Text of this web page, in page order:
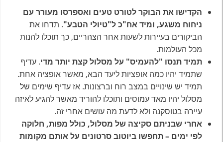
הקדישו את הבוקר לטורט טעים ואספרסו מעורר עם
ניחוח משגע, ומיד אח"כ ל"טיולי הטבע". תדחו את
הביקורים בעיירות לשעות אחר הצהריים, כך תוכלו להנות
מכל העולמות.
תמיד תנסו "להעמיס" על מסלול קצת יותר מדי. עדיף
שתמיד יהיו כמה אופציות ליעד הבא, מאשר אופציה אחת.
תמיד יש שינויים במצב רוח וברצונות. אז עדיף שימים של
מסלול יהיו מאד עמוסים ותוכלו להוריד מאשר להגיע לאיזה
עיירה בטוסקנה ולא לדעת מה עושים אחרי זה.
אחרי שבניתם סקיצה של מסלול, כולל מפות, חלוקה
לפי ימים – תחפשו ביוטוב סרטונים על אותם מקומות